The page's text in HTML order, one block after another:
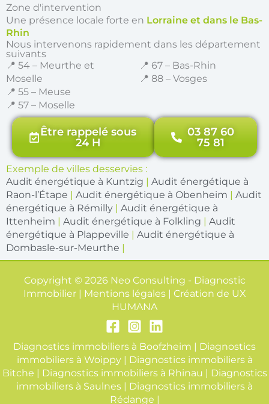
Zone d'intervention
Une présence locale forte en Lorraine et dans le Bas-
Rhin
Nous intervenons rapidement dans les département
suivants
📍 54 – Meurthe et
Moselle
📍 55 – Meuse
📍 57 – Moselle
📍 67 – Bas-Rhin
📍 88 – Vosges
Être rappelé sous
24 H
03 87 60
75 81
Exemple de villes desservies :
Audit énergétique à Kuntzig | Audit énergétique à
Raon-l’Étape | Audit énergétique à Obenheim | Audit
énergétique à Rémilly | Audit énergétique à
Ittenheim | Audit énergétique à Folkling | Audit
énergétique à Plappeville | Audit énergétique à
Dombasle-sur-Meurthe |
Copyright © 2026 Neo Consulting - Diagnostic
Immobilier | Mentions légales | Création de UX
HUMANA
Diagnostics immobiliers à Boofzheim | Diagnostics
immobiliers à Woippy| Diagnostics immobiliers à
Bitche | Diagnostics immobiliers à Rhinau | Diagnostics
immobiliers à Saulnes | Diagnostics immobiliers à
Rédange |